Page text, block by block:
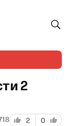
2
2 0